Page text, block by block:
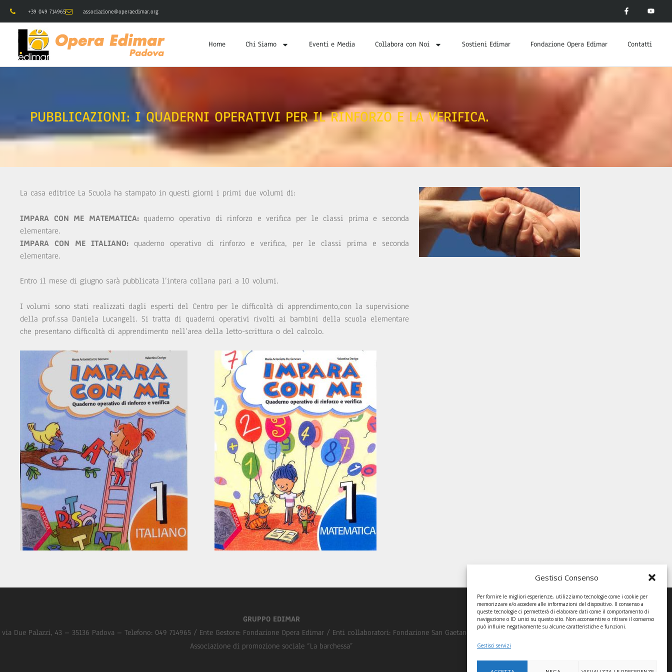
Gestisci Consenso
Per fornire le migliori esperienze, utilizziamo tecnologie come i cookie per
memorizzare e/o accedere alle informazioni del dispositivo. Il consenso a
queste tecnologie ci permetterà di elaborare dati come il comportamento di
navigazione o ID unici su questo sito. Non acconsentire o ritirare il consenso
può influire negativamente su alcune caratteristiche e funzioni.
Gestisci servizi
+39 049 714965 associazione@operaedimar.org
Home Chi Siamo Eventi e Media Collabora con Noi Sostieni Edimar Fondazione Opera Edimar Contatti
PUBBLICAZIONI: I QUADERNI OPERATIVI PER IL RINFORZO E LA VERIFICA.
La casa editrice La Scuola ha stampato in questi giorni i primi due volumi di:
IMPARA CON ME MATEMATICA:quaderno operativo di rinforzo e verifica per le classi prima e seconda
elementare.
IMPARA CON ME ITALIANO: quaderno operativo di rinforzo e verifica, per le classi prima e seconda
elementare.
Entro il mese di giugno sarà pubblicata l’intera collana pari a 10 volumi.
I volumi sono stati realizzati dagli esperti del Centro per le difficoltà di apprendimento,con la supervisione
della prof.ssa Daniela Lucangeli. Si tratta di quaderni operativi rivolti ai bambini della scuola elementare
che presentano difficoltà di apprendimento nell’area della letto-scrittura o del calcolo.
GRUPPO EDIMAR
via Due Palazzi, 43 – 35136 Padova – Telefono: 049 714965 / Ente Gestore: Fondazione Opera Edimar / Enti collaboratori: Fondazione San Gaetano, Associazione Edimar,
Associazione di promozione sociale “La barchessa”